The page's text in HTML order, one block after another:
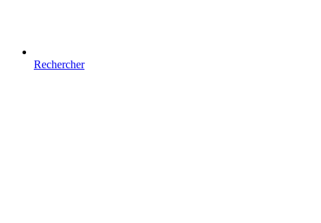
Rechercher